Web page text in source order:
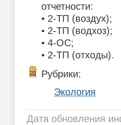
отчетности:
• 2-ТП (воздух);
• 2-ТП (водхоз);
• 4-ОС;
• 2-ТП (отходы).
Рубрики:
Экология
Дата обновления